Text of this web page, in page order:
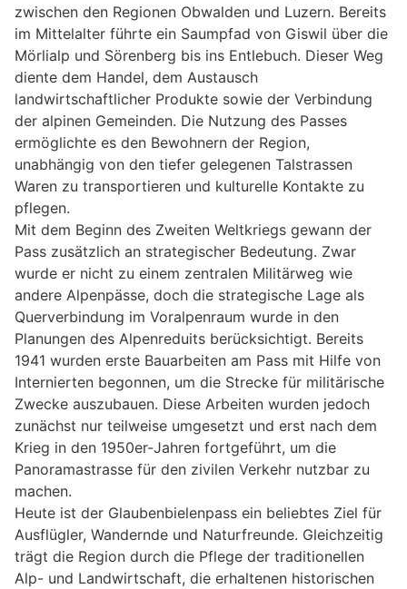
zwischen den Regionen Obwalden und Luzern. Bereits
im Mittelalter führte ein Saumpfad von Giswil über die
Mörlialp und Sörenberg bis ins Entlebuch. Dieser Weg
diente dem Handel, dem Austausch
landwirtschaftlicher Produkte sowie der Verbindung
der alpinen Gemeinden. Die Nutzung des Passes
ermöglichte es den Bewohnern der Region,
unabhängig von den tiefer gelegenen Talstrassen
Waren zu transportieren und kulturelle Kontakte zu
pflegen.
Mit dem Beginn des Zweiten Weltkriegs gewann der
Pass zusätzlich an strategischer Bedeutung. Zwar
wurde er nicht zu einem zentralen Militärweg wie
andere Alpenpässe, doch die strategische Lage als
Querverbindung im Voralpenraum wurde in den
Planungen des Alpenreduits berücksichtigt. Bereits
1941 wurden erste Bauarbeiten am Pass mit Hilfe von
Internierten begonnen, um die Strecke für militärische
Zwecke auszubauen. Diese Arbeiten wurden jedoch
zunächst nur teilweise umgesetzt und erst nach dem
Krieg in den 1950er-Jahren fortgeführt, um die
Panoramastrasse für den zivilen Verkehr nutzbar zu
machen.
Heute ist der Glaubenbielenpass ein beliebtes Ziel für
Ausflügler, Wandernde und Naturfreunde. Gleichzeitig
trägt die Region durch die Pflege der traditionellen
Alp- und Landwirtschaft, die erhaltenen historischen